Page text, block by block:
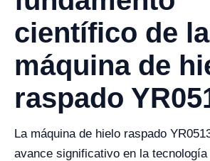
científico de la
máquina de
raspado
La máquina de hielo raspado
avance significativo en la